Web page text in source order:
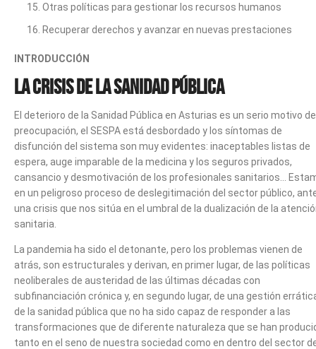
Otras políticas para gestionar los recursos humanos
Recuperar derechos y avanzar en nuevas prestaciones
INTRODUCCIÓN
La crisis de la Sanidad Pública
El deterioro de la Sanidad Pública en Asturias es un serio motivo de
preocupación, el SESPA está desbordado y los síntomas de
disfunción del sistema son muy evidentes: inaceptables listas de
espera, auge imparable de la medicina y los seguros privados,
cansancio y desmotivación de los profesionales sanitarios…
en un peligroso proceso de deslegitimación del sector público,
una crisis que nos sitúa en el umbral de la dualización de la
sanitaria.
La pandemia ha sido el detonante, pero los problemas vienen de
atrás, son estructurales y derivan, en primer lugar, de las políticas
neoliberales de austeridad de las últimas décadas con
subfinanciación crónica y, en segundo lugar, de una gestión
de la sanidad pública que no ha sido capaz de responder a las
transformaciones que de diferente naturaleza que se han
tanto en el seno de nuestra sociedad como en dentro del sector